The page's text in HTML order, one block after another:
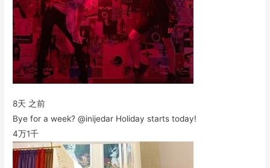
8天 之前
Bye for a week? @inijedar Holiday starts today!
4万1千